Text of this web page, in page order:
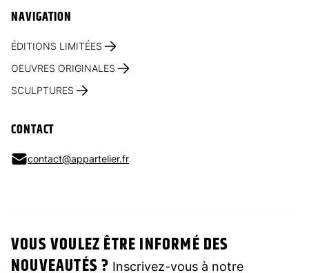
NAVIGATION
ÉDITIONS LIMITÉES
OEUVRES ORIGINALES
SCULPTURES
CONTACT
contact@appartelier.fr
VOUS VOULEZ ÊTRE INFORMÉ DES
NOUVEAUTÉS ? Inscrivez-vous à notre